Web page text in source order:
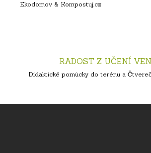
Ekodomov & Kompostuj.cz
RADOST Z UČENÍ
Didaktické pomůcky do terénu a